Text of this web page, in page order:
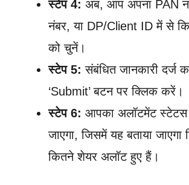
स्टेप 4: अब, आप अपना PAN
नंबर, या DP/Client ID में से
को चुनें।
स्टेप 5: संबंधित जानकारी दर्ज
‘Submit’ बटन पर क्लिक करें।
स्टेप 6: आपका अलॉटमेंट स्टेटस
जाएगा, जिसमें यह बताया
कितने शेयर अलॉट हुए हैं।